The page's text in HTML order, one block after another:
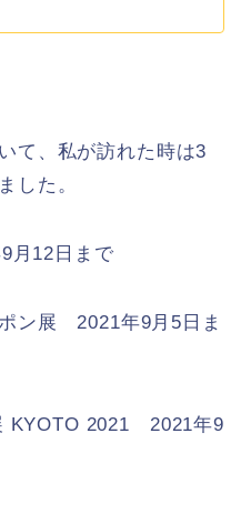
て、私が訪れた時は3
した。
月12日まで
ン展 2021年9月5日ま
KYOTO 2021 2021年9